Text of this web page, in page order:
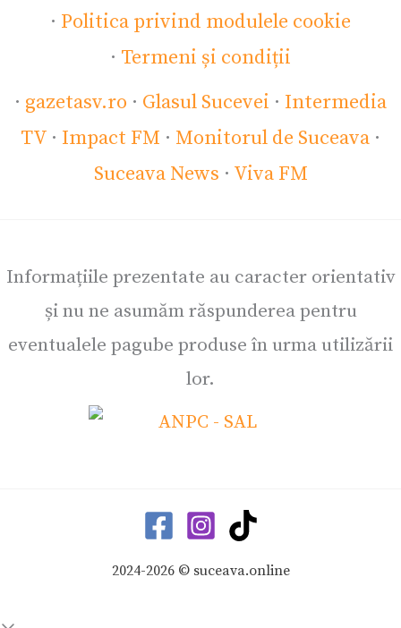
· Politica privind modulele cookie
· Termeni și condiții
· gazetasv.ro · Glasul Sucevei · Intermedia
TV · Impact FM · Monitorul de Suceava ·
Suceava News · Viva FM
Informațiile prezentate au caracter orientativ
și nu ne asumăm răspunderea pentru
eventualele pagube produse în urma utilizării
lor.
2024-2026 © suceava.online